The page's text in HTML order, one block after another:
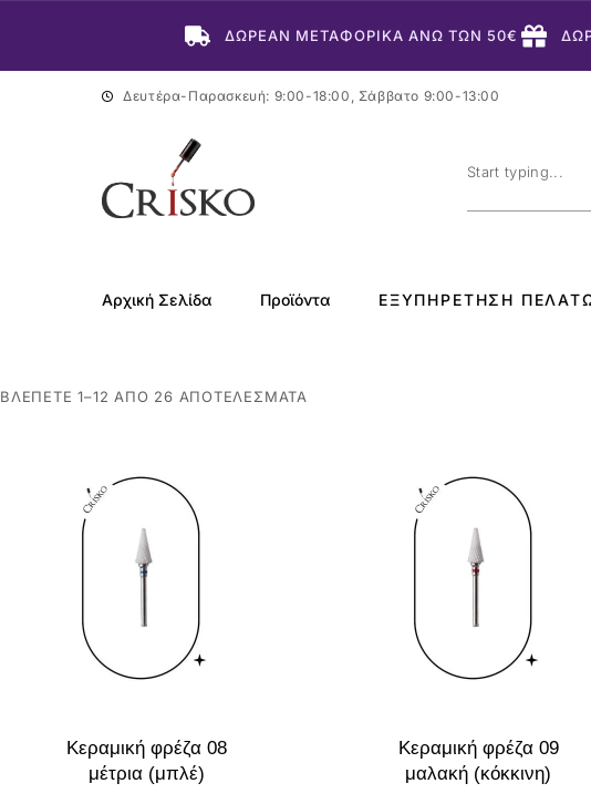
ΔΩΡΕΑΝ ΜΕΤΑΦΟΡΙΚΑ ΑΝΩ ΤΩΝ 50€
Δευτέρα-Παρασκευή: 9:00-18:00, Σάββατο 9:00-13:00
Αρχική Σελίδα Προϊόντα ΕΞΥΠΗΡΈΤΗΣΗ
ΒΛΈΠΕΤΕ 1–12 ΑΠΌ 26 ΑΠΟΤΕΛΈΣΜΑΤΑ
Κεραμική φρέζα 08
μέτρια (μπλέ)
Κεραμική φρέζα 09
μαλακή (κόκκινη)